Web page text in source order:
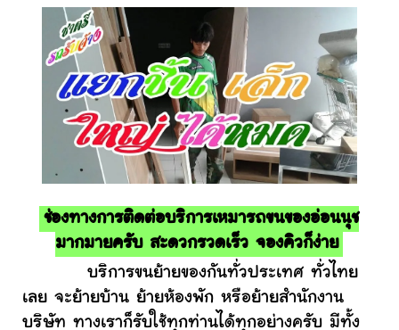
ช่องทางการติดต่อบริการเหมารถขนของอ่อนนุช
มากมายครับ สะดวกรวดเร็ว จองคิวก็ง่าย
บริการขนย้ายของกันทั่วประเทศ ทั่วไทย
เลย จะย้ายบ้าน ย้ายห้องพัก หรือย้ายสำนักงาน
บริษัท ทางเราก็รับใช้ทุกท่านได้ทุกอย่างครับ มีทั้ง